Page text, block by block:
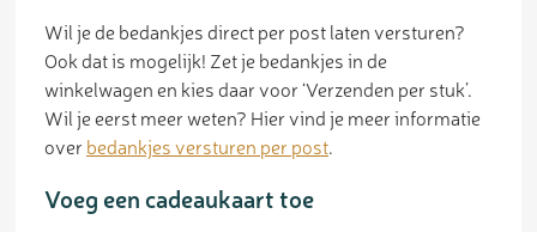
Wil je de bedankjes direct per post laten versturen?
Ook dat is mogelijk! Zet je bedankjes in de
winkelwagen en kies daar voor ‘Verzenden per stuk’.
Wil je eerst meer weten? Hier vind je meer informatie
over bedankjes versturen per post.
Voeg een cadeaukaart toe